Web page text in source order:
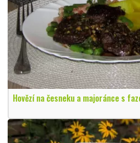
Hovězí na česneku a majoránce s